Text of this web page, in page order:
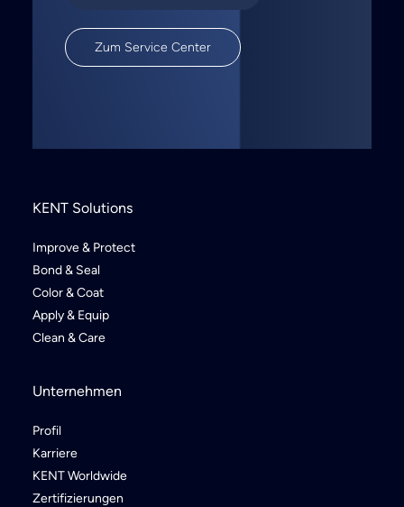
Zum Service Center
KENT Solutions
Improve & Protect
Bond & Seal
Color & Coat
Apply & Equip
Clean & Care
Unternehmen
Profil
Karriere
KENT Worldwide
Zertifizierungen